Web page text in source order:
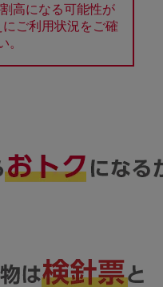
高になる可能性が
ご利用状況をご確
。